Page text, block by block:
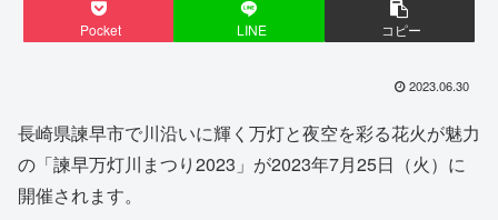
Pocket LINE コピー
2023.06.30
長崎県諫早市で川沿いに輝く万灯と夜空を彩る花火が魅力
の「諫早万灯川まつり2023」が2023年7月25日（火）に
開催されます。